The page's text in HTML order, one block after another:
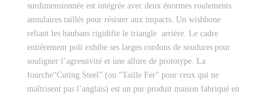
surdimensionnée est intégrée avec deux énormes roulements
annulaires taillés pour résister aux impacts. Un wishbone
reliant les haubans rigidifie le triangle arrière. Le cadre
entièrement poli exhibe ses larges cordons de soudures pour
souligner l’agressivité et une allure de prototype. La
fourche“Cuting Steel” (ou “Taille Fer” pour ceux qui ne
maîtrisent pas l’anglais) est un pur produit maison fabriqué en